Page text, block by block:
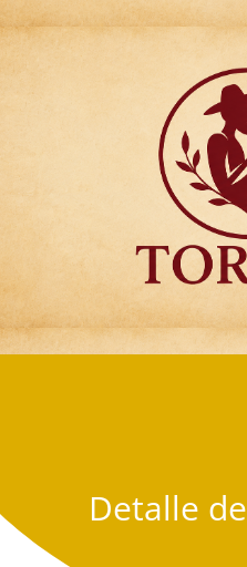
Articulos para
Regalo Torfer.
Detalle